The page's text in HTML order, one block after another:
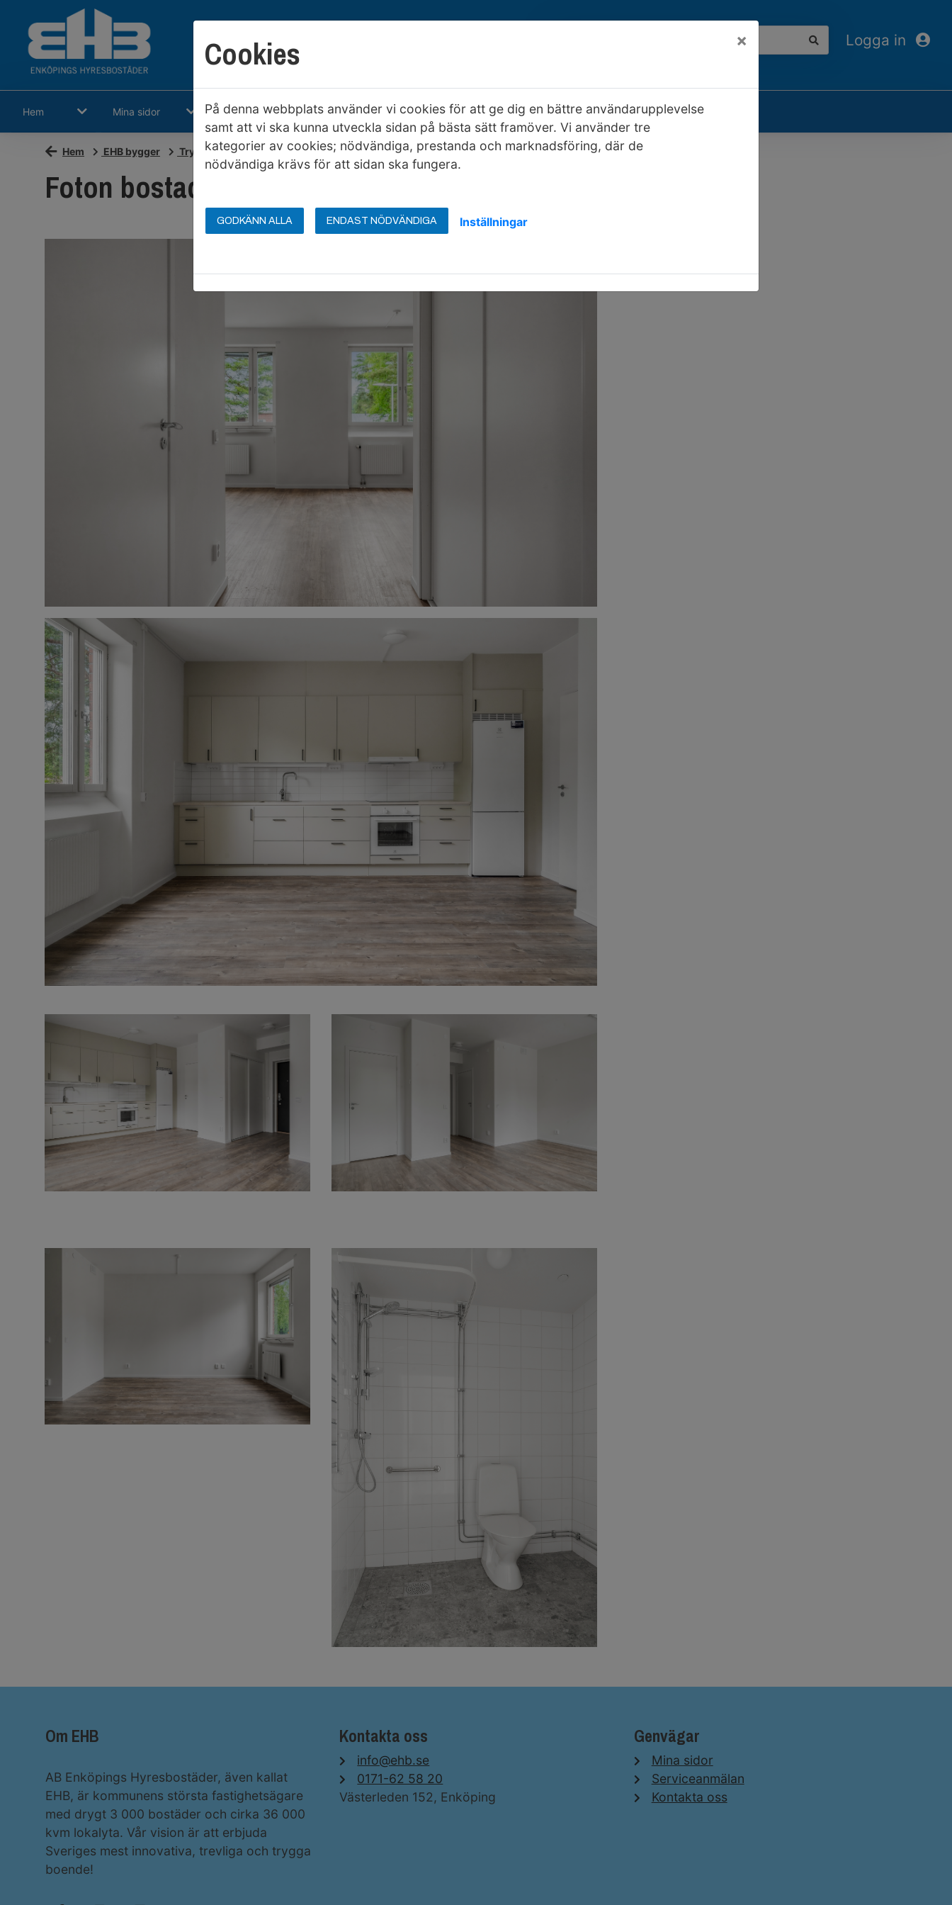
Logga in
Hem Mina sidor Sök ledigt Kontakta oss Om oss EHB bygger
Hem EHB bygger Trygghetsbostäder i Hummelsta Foton bostad 1 rum och kök, 5431-1-0002
Foton bostad 1 rum och kök, 5431-1-0002
Om EHB
AB Enköpings Hyresbostäder, även kallat
EHB, är kommunens största fastighetsägare
med drygt 3 000 bostäder och cirka 36 000
kvm lokalyta. Vår vision är att erbjuda
Sveriges mest innovativa, trevliga och trygga
boende!
Kontakta oss
info@ehb.se
0171-62 58 20
Västerleden 152, Enköping
Genvägar
Mina sidor
Serviceanmälan
Kontakta oss
Cookies ×
På denna webbplats använder vi cookies för att ge dig en bättre användarupplevelse
samt att vi ska kunna utveckla sidan på bästa sätt framöver. Vi använder tre
kategorier av cookies; nödvändiga, prestanda och marknadsföring, där de
nödvändiga krävs för att sidan ska fungera.
GODKÄNN ALLA ENDAST NÖDVÄNDIGA Inställningar